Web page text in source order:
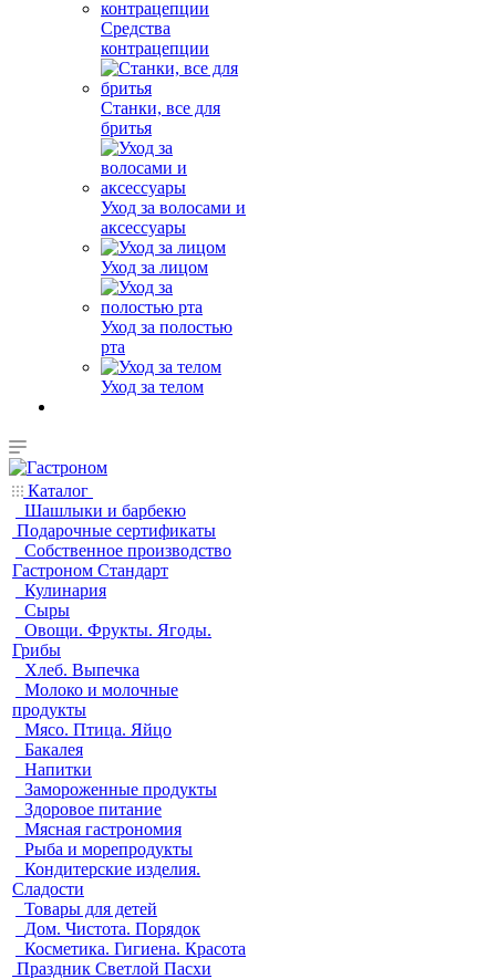
Средства
контрацепции
Станки, все для
бритья
Уход за волосами и
аксессуары
Уход за лицом
Уход за полостью
рта
Уход за телом
Каталог
Шашлыки и барбекю
Подарочные сертификаты
Собственное производство
Гастроном Стандарт
Кулинария
Сыры
Овощи. Фрукты. Ягоды.
Грибы
Хлеб. Выпечка
Молоко и молочные
продукты
Мясо. Птица. Яйцо
Бакалея
Напитки
Замороженные продукты
Здоровое питание
Мясная гастрономия
Рыба и морепродукты
Кондитерские изделия.
Сладости
Товары для детей
Дом. Чистота. Порядок
Косметика. Гигиена. Красота
Праздник Светлой Пасхи